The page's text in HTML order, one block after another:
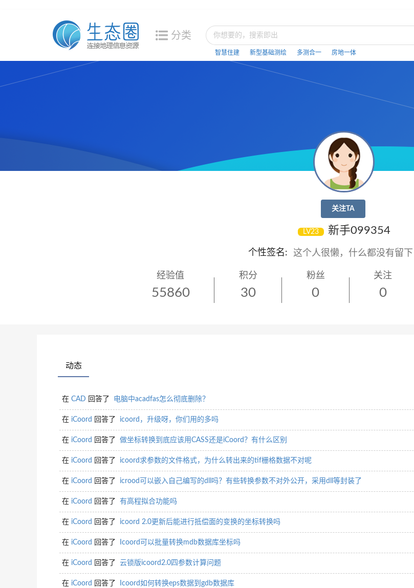
分类
智慧住建 新型基础测绘 多测合一 房地一体
关注TA
LV23 新手099354
个性签名:
经验值
55860
积分
30
粉丝
0
关注
0
动态
在 CAD 回答了 电脑中acadfas怎么彻底删除？
在 iCoord 回答了 icoord，升级呀，你们用的多吗
在 iCoord 回答了 做坐标转换到底应该用CASS还是iCoord？有什么区别
在 iCoord 回答了 icoord求参数的文件格式，为什么转出来的tif栅格数据不对呢
在 iCoord 回答了 icrood可以嵌入自己编写的dll吗？有些转换参数不对外公开，采用dll等封装了
在 iCoord 回答了 有高程拟合功能吗
在 iCoord 回答了 icoord 2.0更新后能进行抵偿面的变换的坐标转换吗
在 iCoord 回答了 Icoord可以批量转换mdb数据库坐标吗
在 iCoord 回答了 云锁版icoord2.0四参数计算问题
在 iCoord 回答了 Icoord如何转换eps数据到gdb数据库